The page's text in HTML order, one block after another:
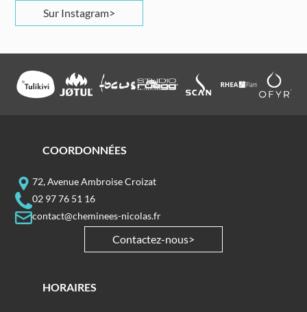
Sur Instagram
COORDONNÉES
72, Avenue Ambroise Croizat
02 97 76 51 16
contact@cheminees-nicolas.fr
Contactez-nous
HORAIRES